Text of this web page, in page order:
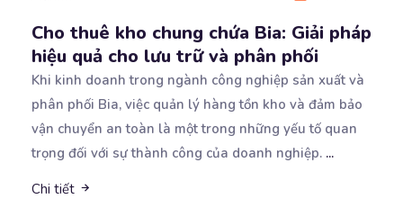
Cho thuê kho chung chứa Bia: Giải pháp
hiệu quả cho lưu trữ và phân phối
Khi kinh doanh trong ngành công nghiệp sản xuất và
phân phối Bia, việc quản lý hàng tồn kho và đảm bảo
vận chuyển an toàn là một trong những yếu tố quan
trọng đối với sự thành công của doanh nghiệp. ...
Chi tiết